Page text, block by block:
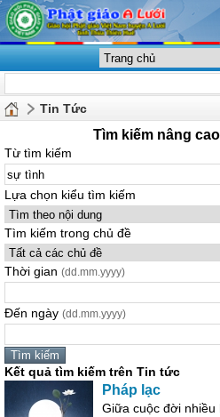
Tin Tức
Tìm kiếm nâng
Từ tìm kiếm
Lựa chọn kiểu tìm kiếm
Tìm kiếm trong chủ đề
Thời gian (dd.mm.yyyy)
Đến ngày (dd.mm.yyyy)
Kết quả tìm kiếm trên Tin tức
Pháp lạc
Giữa cuộc đời nhiều